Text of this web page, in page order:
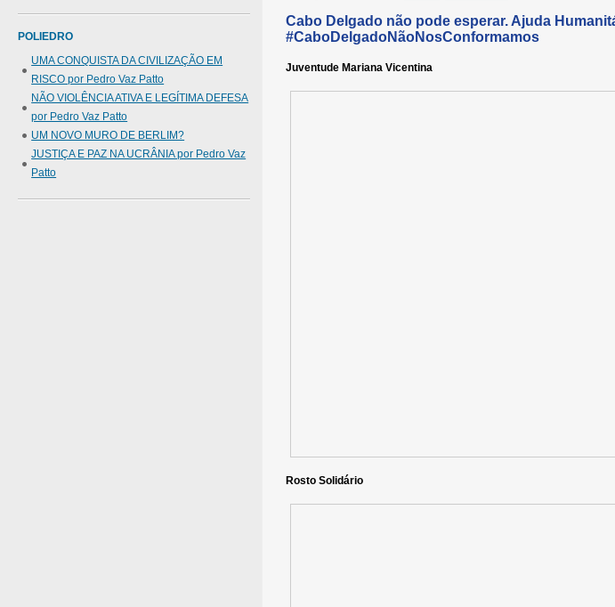
Cabo Delgado não pode esperar. Ajuda
#CaboDelgadoNãoNosConformamos
Juventude Mariana Vicentina
Rosto Solidário
POLIEDRO
UMA CONQUISTA DA CIVILIZAÇÃO EM
RISCO por Pedro Vaz Patto
NÃO VIOLÊNCIA ATIVA E LEGÍTIMA DEFESA
por Pedro Vaz Patto
UM NOVO MURO DE BERLIM?
JUSTIÇA E PAZ NA UCRÂNIA por Pedro Vaz
Patto